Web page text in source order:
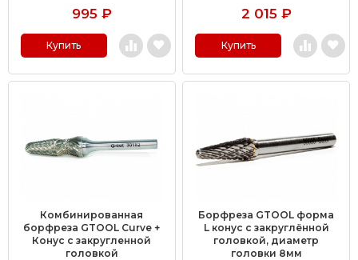
995 ₽
Купить
2 015 ₽
Купить
Комбинированная
борфреза GTOOL Curve +
Конус с закругленной
головкой
Борфреза GTOOL форма
L конус с закруглённой
головкой, диаметр
головки 8мм